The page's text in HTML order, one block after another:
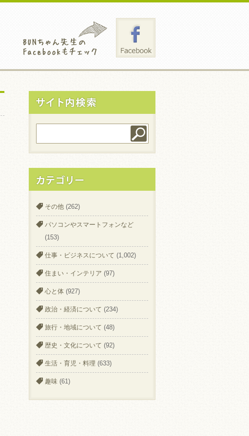
その他 (262)
パソコンやスマートフォンなど
(153)
仕事・ビジネスについて (1,002)
住まい・インテリア (97)
心と体 (927)
政治・経済について (234)
旅行・地域について (48)
歴史・文化について (92)
生活・育児・料理 (633)
趣味 (61)